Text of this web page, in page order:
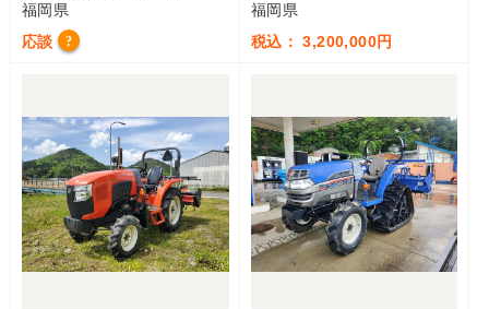
福岡県
応談
?
福岡県
税込： 3,200,000円